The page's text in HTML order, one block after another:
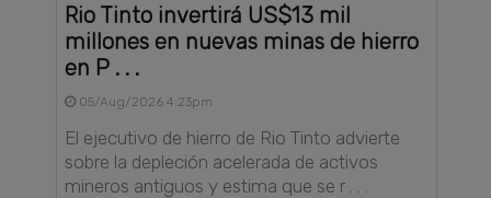
Rio Tinto invertirá US$13 mil
millones en nuevas minas de hierro
en P . . .
05/Aug/2026 4:23pm
El ejecutivo de hierro de Rio Tinto advierte
sobre la depleción acelerada de activos
mineros antiguos y estima que se r . . .